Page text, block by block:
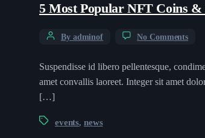
5 Most Popular NFT Coins
By adminof No Comments
Suspendisse id libero pellentesque,
amet convallis laoreet. Integer sit amet
[…]
events,news